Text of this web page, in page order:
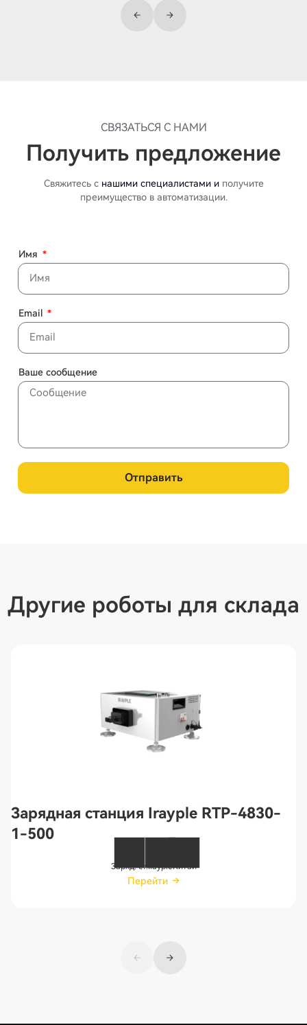
СВЯЗАТЬСЯ С НАМИ
Получить предложение
Свяжитесь с нашими специалистами иполучите
преимущество в автоматизации.
Имя
Email
Ваше сообщение
Отправить
Другие роботы для склада
Зарядная станция Irayple RTP-4830-
1-500
Заряд. ст.IraypleКитай
Перейти